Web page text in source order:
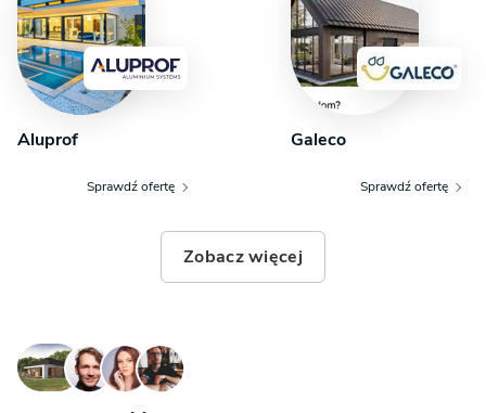
Aluprof
Sprawdź ofertę
Galeco
Sprawdź ofertę
Zobacz więcej